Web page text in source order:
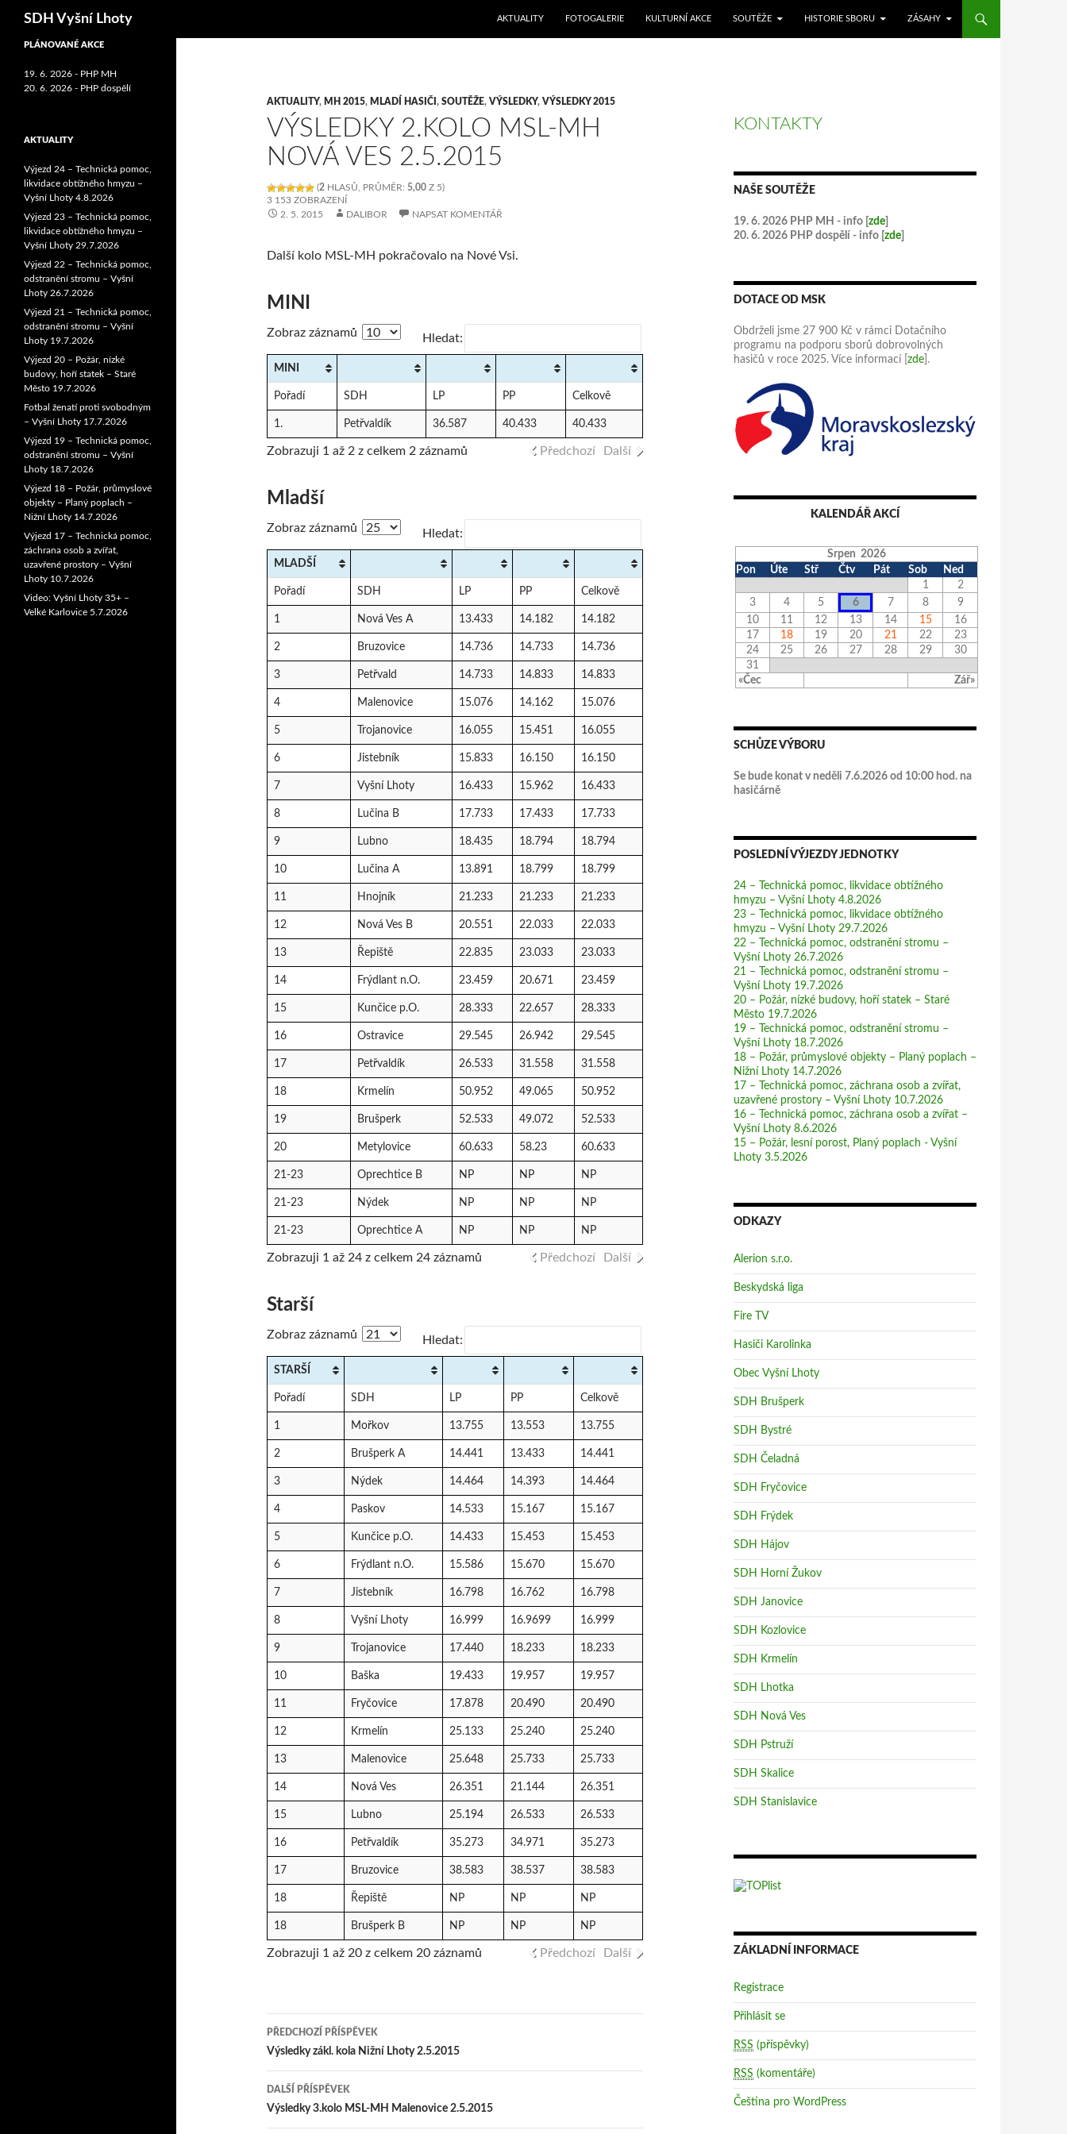
SDH Vyšní Lhoty
AKTUALITY
FOTOGALERIE KULTURNÍ AKCE SOUTĚŽE HISTORIE SBORU ZÁSAHY
AKTUALITY, MH 2015, MLADÍ HASIČI , SOUTĚŽE, VÝSLEDKY, VÝSLEDKY 2015
VÝSLEDKY 2.KOLO MSL-MH
NOVÁ VES 2.5.2015
(2 HLASŮ, PRŮMĚR: 5,00 Z 5)
3 153 ZOBRAZENÍ
2. 5. 2015
DALIBOR NAPSAT KOMENTÁŘ
Další kolo MSL-MH pokračovalo na Nové Vsi.
MINI
Zobraz záznamů Hledat:
MINI
Pořadí SDH LP PP Celkově
1. Petřvaldík 36.587 40.433 40.433
Zobrazuji 1 až 2 z celkem 2 záznamů Předchozí Další
Mladší
Zobraz záznamů Hledat:
MLADŠÍ
Pořadí SDH LP PP Celkově
1 Nová Ves A 13.433 14.182 14.182
2 Bruzovice 14.736 14.733 14.736
3 Petřvald 14.733 14.833 14.833
4 Malenovice 15.076 14.162 15.076
5 Trojanovice 16.055 15.451 16.055
6 Jistebník 15.833 16.150 16.150
7 Vyšní Lhoty 16.433 15.962 16.433
8 Lučina B 17.733 17.433 17.733
9 Lubno 18.435 18.794 18.794
10 Lučina A 13.891 18.799 18.799
11 Hnojník 21.233 21.233 21.233
12 Nová Ves B 20.551 22.033 22.033
13 Řepiště 22.835 23.033 23.033
14 Frýdlant n.O. 23.459 20.671 23.459
15 Kunčice p.O. 28.333 22.657 28.333
16 Ostravice 29.545 26.942 29.545
17 Petřvaldík 26.533 31.558 31.558
18 Krmelín 50.952 49.065 50.952
19 Brušperk 52.533 49.072 52.533
20 Metylovice 60.633 58.23 60.633
21-23 Oprechtice B NP NP NP
21-23 Nýdek NP NP NP
21-23 Oprechtice A NP NP NP
Zobrazuji 1 až 24 z celkem 24 záznamů Předchozí Další
Starší
Zobraz záznamů Hledat:
STARŠÍ
Pořadí SDH LP PP Celkově
1 Mořkov 13.755 13.553 13.755
2 Brušperk A 14.441 13.433 14.441
3 Nýdek 14.464 14.393 14.464
4 Paskov 14.533 15.167 15.167
5 Kunčice p.O. 14.433 15.453 15.453
6 Frýdlant n.O. 15.586 15.670 15.670
7 Jistebník 16.798 16.762 16.798
8 Vyšní Lhoty 16.999 16.9699 16.999
9 Trojanovice 17.440 18.233 18.233
10 Baška 19.433 19.957 19.957
11 Fryčovice 17.878 20.490 20.490
12 Krmelín 25.133 25.240 25.240
13 Malenovice 25.648 25.733 25.733
14 Nová Ves 26.351 21.144 26.351
15 Lubno 25.194 26.533 26.533
16 Petřvaldík 35.273 34.971 35.273
17 Bruzovice 38.583 38.537 38.583
18 Řepiště NP NP NP
18 Brušperk B NP NP NP
Zobrazuji 1 až 20 z celkem 20 záznamů Předchozí Další
Navigace pro příspěvek
PŘEDCHOZÍ PŘÍSPĚVEK
Výsledky zákl. kola Nižní Lhoty 2.5.2015
DALŠÍ PŘÍSPĚVEK
Výsledky 3.kolo MSL-MH Malenovice 2.5.2015
KONTAKTY
NAŠE SOUTĚŽE
19. 6. 2026 PHP MH - info [ zde
20. 6. 2026 PHP dospělí - info [ zde
DOTACE OD MSK
Obdrželi jsme 27 900 Kč v rámci Dotačního
programu na podporu sborů dobrovolných
hasičů v roce 2025. Více informací [ zde ].
KALENDÁŘ AKCÍ
Srpen 2026
Pon
Úte Stř Čtv Pát Sob Ned
«Čec Zář»
1
2
3
4 5 6 7 8
9
10
11 12 13 14 15
16
17
18 19 20 21 22
23
24
25 26 27 28 29
30
31
SCHŮZE VÝBORU
Se bude konat v neděli 7.6.2026 od 10:00 hod. na
hasičárně
POSLEDNÍ VÝJEZDY JEDNOTKY
24 – Technická pomoc, likvidace obtížného
hmyzu – Vyšní Lhoty 4.8.2026
23 – Technická pomoc, likvidace obtížného
hmyzu – Vyšní Lhoty 29.7.2026
22 – Technická pomoc, odstranění stromu –
Vyšní Lhoty 26.7.2026
21 – Technická pomoc, odstranění stromu –
Vyšní Lhoty 19.7.2026
20 – Požár, nízké budovy, hoří statek – Staré
Město 19.7.2026
19 – Technická pomoc, odstranění stromu –
Vyšní Lhoty 18.7.2026
18 – Požár, průmyslové objekty – Planý poplach –
Nižní Lhoty 14.7.2026
17 – Technická pomoc, záchrana osob a zvířat,
uzavřené prostory – Vyšní Lhoty 10.7.2026
16 – Technická pomoc, záchrana osob a zvířat –
Vyšní Lhoty 8.6.2026
15 – Požár, lesní porost, Planý poplach - Vyšní
Lhoty 3.5.2026
ODKAZY
Alerion s.r.o.
Beskydská liga
Fire TV
Hasiči Karolinka
Obec Vyšní Lhoty
SDH Brušperk
SDH Bystré
SDH Čeladná
SDH Fryčovice
SDH Frýdek
SDH Hájov
SDH Horní Žukov
SDH Janovice
SDH Kozlovice
SDH Krmelín
SDH Lhotka
SDH Nová Ves
SDH Pstruží
SDH Skalice
SDH Stanislavice
ZÁKLADNÍ INFORMACE
Registrace
Přihlásit se
RSS (příspěvky)
RSS (komentáře)
Čeština pro WordPress
PLÁNOVANÉ AKCE
19. 6. 2026 - PHP MH
20. 6. 2026 - PHP dospělí
AKTUALITY
Výjezd 24 – Technická pomoc,
likvidace obtížného hmyzu –
Vyšní Lhoty 4.8.2026
Výjezd 23 – Technická pomoc,
likvidace obtížného hmyzu –
Vyšní Lhoty 29.7.2026
Výjezd 22 – Technická pomoc,
odstranění stromu – Vyšní
Lhoty 26.7.2026
Výjezd 21 – Technická pomoc,
odstranění stromu – Vyšní
Lhoty 19.7.2026
Výjezd 20 – Požár, nízké
budovy, hoří statek – Staré
Město 19.7.2026
Fotbal ženatí proti svobodným
– Vyšní Lhoty 17.7.2026
Výjezd 19 – Technická pomoc,
odstranění stromu – Vyšní
Lhoty 18.7.2026
Výjezd 18 – Požár, průmyslové
objekty – Planý poplach –
Nižní Lhoty 14.7.2026
Výjezd 17 – Technická pomoc,
záchrana osob a zvířat,
uzavřené prostory – Vyšní
Lhoty 10.7.2026
Video: Vyšní Lhoty 35+ –
Velké Karlovice 5.7.2026